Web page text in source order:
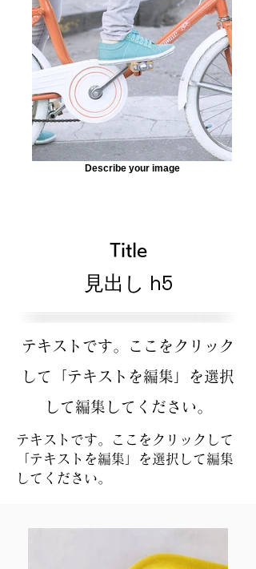
Describe your image
Title
見出し h5
テキストです。ここをクリック
して「テキストを編集」を選択
して編集してください。
テキストです。ここをクリックして
「テキストを編集」を選択して編集
してください。